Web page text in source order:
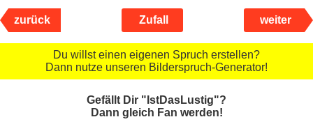
zurück Zufall weiter
Du willst einen eigenen Spruch erstellen?
Dann nutze unseren Bilderspruch-Generator!
Gefällt Dir "IstDasLustig"?
Dann gleich Fan werden!